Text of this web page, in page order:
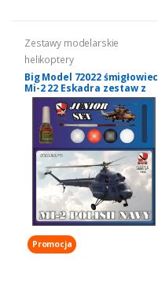
Zestawy modelarskie
helikoptery
Big Model 72022 śmigłowiec
Mi-2 22 Eskadra zestaw z
farbami 1-72
Promocja